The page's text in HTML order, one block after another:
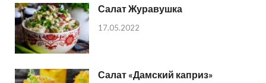
Салат Журавушка
17.05.2022
Салат «Дамский каприз»